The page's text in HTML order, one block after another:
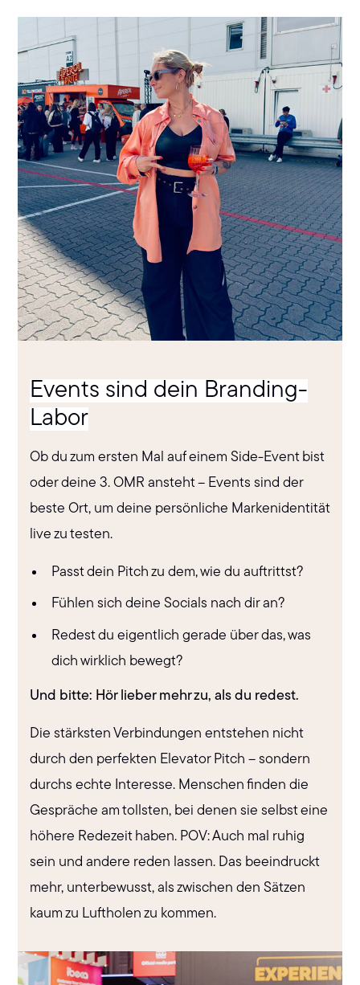
Events sind dein Branding-
Labor
Ob du zum ersten Mal auf einem Side-Event bist
oder deine 3. OMR ansteht – Events sind der
beste Ort, um deine persönliche Markenidentität
live zu testen.
Passt dein Pitch zu dem, wie du auftrittst?
Fühlen sich deine Socials nach dir an?
Redest du eigentlich gerade über das, was
dich wirklich bewegt?
Und bitte: Hör lieber mehr zu, als du redest.
Die stärksten Verbindungen entstehen nicht
durch den perfekten Elevator Pitch – sondern
durchs echte Interesse. Menschen finden die
Gespräche am tollsten, bei denen sie selbst eine
höhere Redezeit haben. POV: Auch mal ruhig
sein und andere reden lassen. Das beeindruckt
mehr, unterbewusst, als zwischen den Sätzen
kaum zu Luftholen zu kommen.